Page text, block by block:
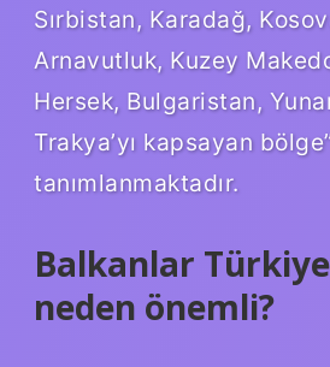
Sırbistan, Karadağ,
Arnavutluk, Kuzey
Hersek, Bulgaristan,
Trakya’yı kapsayan
tanımlanmaktadır.
Balkanlar
neden önemli?